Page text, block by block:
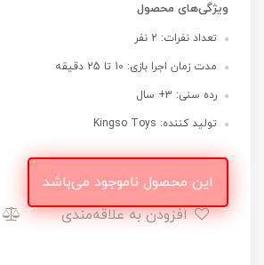
ویژگی‌های محصول
تعداد نفرات: 2 نفر
مدت زمان اجرا بازی: 10 تا 25 دقیقه
رده سنی: 3+ سال
تولید کننده: Kingso Toys
این محصول ناموجود می‌باشد
افزودن به علاقه‌مندی